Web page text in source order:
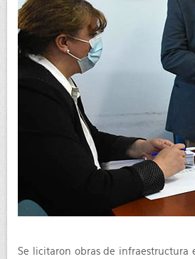
Se licitaron obras de infraestructura